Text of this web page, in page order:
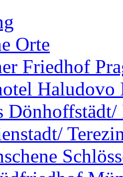
Orte
Friedhof
Dönhoffstädt/